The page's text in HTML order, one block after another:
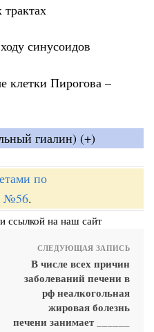
синусоидов
клетки Пирогова –
гиалин) (+)
по
№56.
ссылкой на наш сайт
СЛЕДУЮЩАЯ ЗАПИСЬ
В числе всех причин
заболеваний печени в
рф неалкогольная
жировая болезнь
печени занимает ______